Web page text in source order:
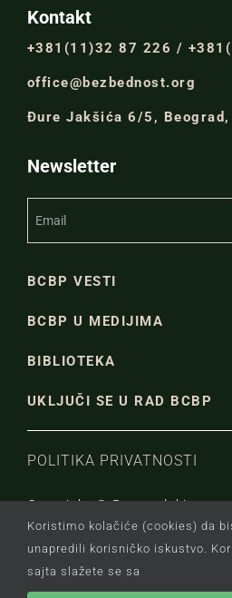
Kontakt
+381(11)32 87 226 /
office@bezbednost.org
Đure Jakšića 6/5,
Newsletter
BCBP VESTI
BCBP U MEDIJIMA
BIBLIOTEKA
UKLJUČI SE U RAD BCBP
POLITIKA PRIVATNOSTI
Copyright © Beogradski
Koristimo kolačiće (cookies) da
unapredili korisničko iskustvo.
sajta slažete se sa